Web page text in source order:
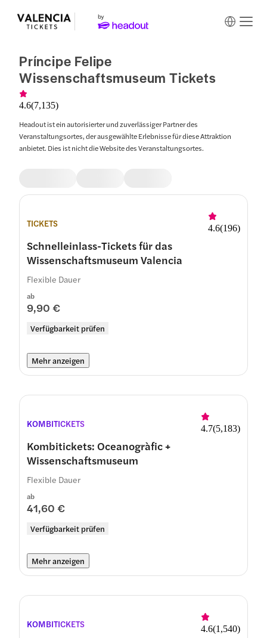
Príncipe Felipe
Wissenschaftsmuseum Tickets
4.6(7,135)
Headout ist ein autorisierter und zuverlässiger Partner des
Veranstaltungsortes, der ausgewählte Erlebnisse für diese Attraktion
anbietet. Dies ist nicht die Website des Veranstaltungsortes.
TICKETS 4.6(196)
Schnelleinlass-Tickets für das
Wissenschaftsmuseum Valencia
ab
9,90 €
Verfügbarkeit prüfen
Flexible Dauer
Mehr anzeigen
KOMBITICKETS 4.7(5,183)
Kombitickets: Oceanogràfic +
Wissenschaftsmuseum
ab
41,60 €
Verfügbarkeit prüfen
Flexible Dauer
Mehr anzeigen
KOMBITICKETS 4.6(1,540)